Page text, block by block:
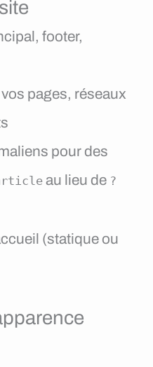
footer,
pages, réseaux
pour des
au lieu de ?
(statique ou